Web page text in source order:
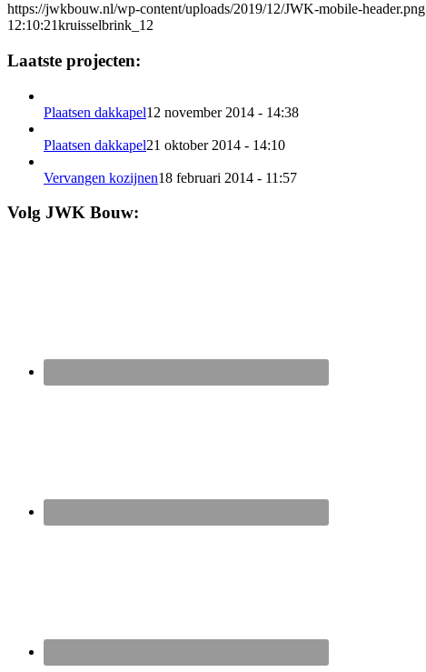
https://jwkbouw.nl/wp-content/uploads/2019/12/JWK-mobile-header.png
12:10:21kruisselbrink_12
Laatste projecten:
Plaatsen dakkapel12 november 2014 - 14:38
Plaatsen dakkapel21 oktober 2014 - 14:10
Vervangen kozijnen18 februari 2014 - 11:57
Volg JWK Bouw: